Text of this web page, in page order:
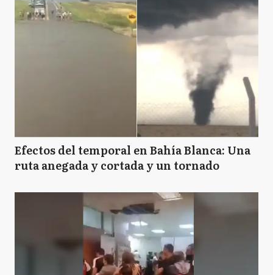
Efectos del temporal en Bahía Blanca: Una
ruta anegada y cortada y un tornado